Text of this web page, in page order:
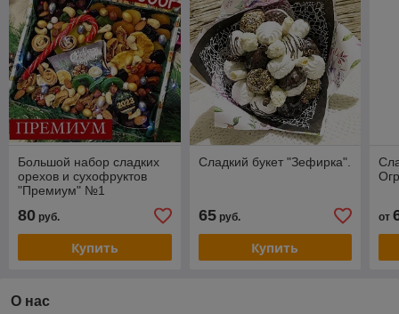
Большой набор сладких
орехов и сухофруктов
"Премиум" №1
80 руб.
Купить
Сладкий букет "Зефирка".
65руб.
Купить
от
О нас